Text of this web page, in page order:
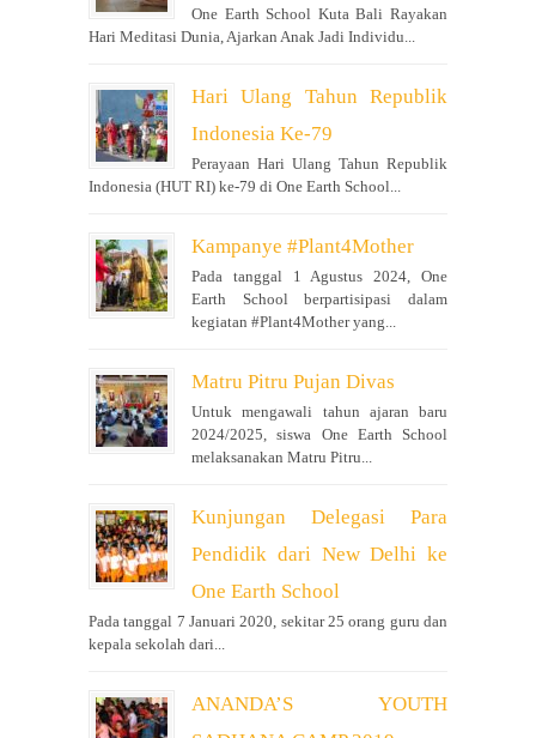
One Earth School Kuta Bali Rayakan
Hari Meditasi Dunia, Ajarkan Anak Jadi Individu...
Hari Ulang Tahun Republik
Indonesia Ke-79
Perayaan Hari Ulang Tahun Republik
Indonesia (HUT RI) ke-79 di One Earth School...
Kampanye #Plant4Mother
Pada tanggal 1 Agustus 2024, One
Earth School berpartisipasi dalam
kegiatan #Plant4Mother yang...
Matru Pitru Pujan Divas
Untuk mengawali tahun ajaran baru
2024/2025, siswa One Earth School
melaksanakan Matru Pitru...
Kunjungan Delegasi Para
Pendidik dari New Delhi ke
One Earth School
Pada tanggal 7 Januari 2020, sekitar 25 orang guru dan
kepala sekolah dari...
ANANDA’S YOUTH